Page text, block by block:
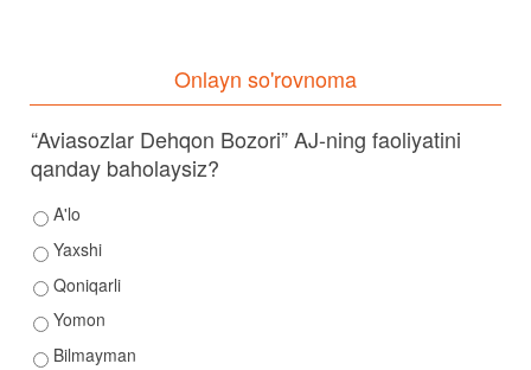
Onlayn so'rovnoma
“Aviasozlar Dehqon Bozori” AJ-ning faoliyatini
qanday baholaysiz?
A'lo
Yaxshi
Qoniqarli
Yomon
Bilmayman